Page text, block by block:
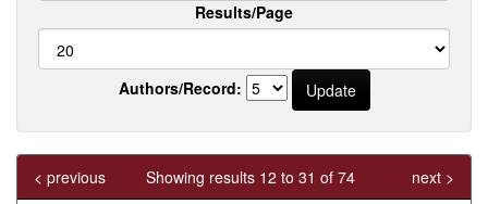
Results/Page
Authors/Record:
Showing results 12 to 31 of 74
< previous
next >